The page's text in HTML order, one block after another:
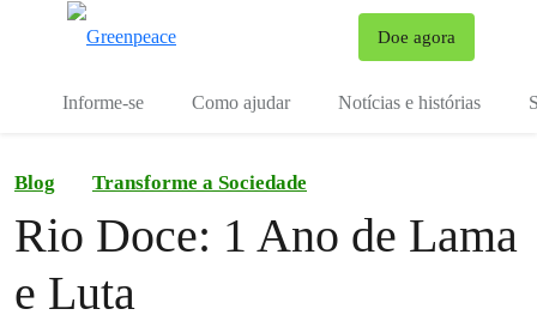
Doe agora
Informe-se Como ajudar Notícias e histórias
Blog Transforme a Sociedade
Rio Doce: 1 Ano de Lama
e Luta